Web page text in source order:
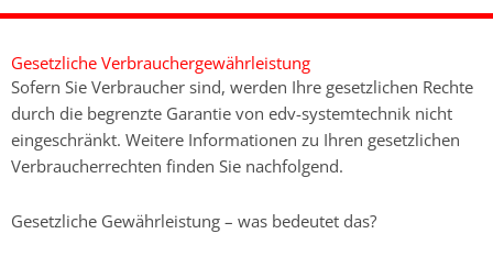
Gesetzliche Verbrauchergewährleistung
Sofern Sie Verbraucher sind, werden Ihre gesetzlichen Rechte
durch die begrenzte Garantie von edv-systemtechnik nicht
eingeschränkt. Weitere Informationen zu Ihren gesetzlichen
Verbraucherrechten finden Sie nachfolgend.
Gesetzliche Gewährleistung – was bedeutet das?